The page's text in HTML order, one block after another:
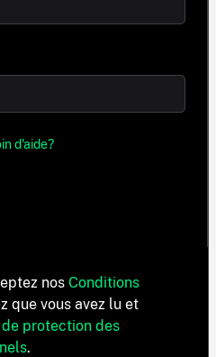
d'aide?
nos Conditions
que vous avez lu et
protection des
.